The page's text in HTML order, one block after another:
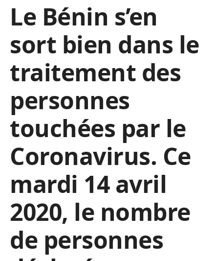
Le Bénin s’en
sort bien dans le
traitement des
personnes
touchées par le
Coronavirus. Ce
mardi 14 avril
2020, le nombre
de personnes